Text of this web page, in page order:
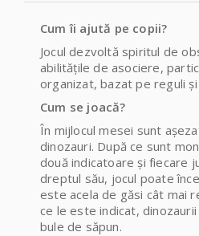
Cum îi ajută pe copii?
Jocul dezvoltă spiritul de
abilitățile de asociere,
organizat, bazat pe reguli
Cum se joacă?
În mijlocul mesei sunt
dinozauri. După ce sunt
două indicatoare și fiecare
dreptul său, jocul poate
este acela de găsi cât mai
ce le este indicat,
bule de săpun.